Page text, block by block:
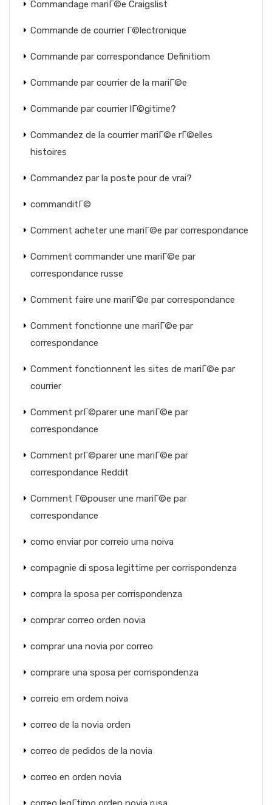
Commandage mariГ©e Craigslist
Commande de courrier Г©lectronique
Commande par correspondance Definitiom
Commande par courrier de la mariГ©e
Commande par courrier lГ©gitime?
Commandez de la courrier mariГ©e rГ©elles
histoires
Commandez par la poste pour de vrai?
commanditГ©
Comment acheter une mariГ©e par correspondance
Comment commander une mariГ©e par
correspondance russe
Comment faire une mariГ©e par correspondance
Comment fonctionne une mariГ©e par
correspondance
Comment fonctionnent les sites de mariГ©e par
courrier
Comment prГ©parer une mariГ©e par
correspondance
Comment prГ©parer une mariГ©e par
correspondance Reddit
Comment Г©pouser une mariГ©e par
correspondance
como enviar por correio uma noiva
compagnie di sposa legittime per corrispondenza
compra la sposa per corrispondenza
comprar correo orden novia
comprar una novia por correo
comprare una sposa per corrispondenza
correio em ordem noiva
correo de la novia orden
correo de pedidos de la novia
correo en orden novia